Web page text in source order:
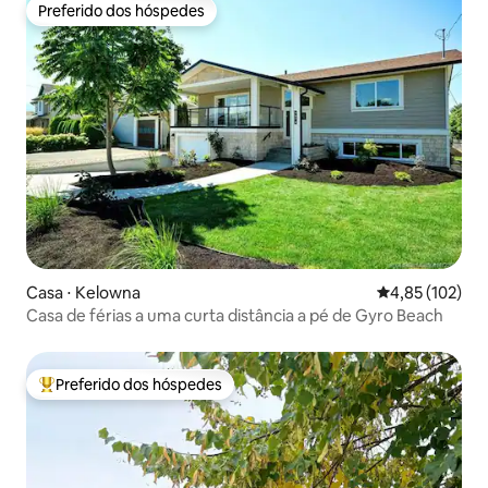
Preferido dos hóspedes
Preferido dos hóspedes
Casa ⋅ Kelowna 4,85 de uma
4,85 (102)
Casa de férias a uma curta distância a pé de Gyro Beach
Entre os melhores preferidos dos hóspedes
Preferido dos hóspedes